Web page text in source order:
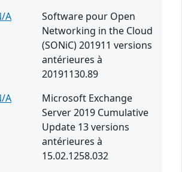
A
Software pour Open
Networking in the Cloud
(SONiC) 201911 versions
antérieures à
20191130.89
A
Microsoft Exchange
Server 2019 Cumulative
Update 13 versions
antérieures à
15.02.1258.032